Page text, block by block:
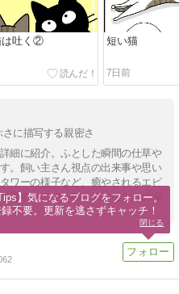
は吐く② 短い猫
7日前
に描写する親密さ
細に紹介。ふとした瞬間の仕草や
。飼い主さん視点の出来事や思い
ワーの様子など、癒やされるエピ
返ることで、猫とのつながりの深
Tips】気になるブログをフォロー。
不要。更新を逃さずキャッチ！
閉じる